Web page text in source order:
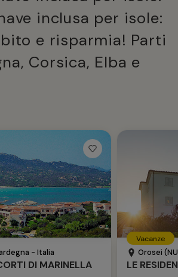
inclusa per isole:
e risparmia! Parti
Corsica, Elba e
- Italia
DI MARINELLA
Vacanze
Orosei
LE